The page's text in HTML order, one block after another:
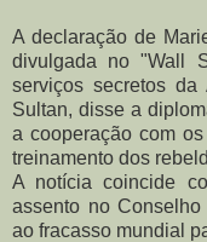
A declaração de
divulgada no "Wall
serviços secretos
Sultan, disse a
a cooperação com
treinamento dos
A notícia coincide
assento no
ao fracasso mundial